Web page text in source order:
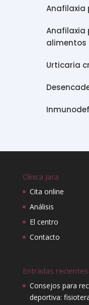
Anafilaxia
Anafilaxia
alimentos
Urticaria
Clínica Jaca
Cita online
Análisis
El centro
Contacto
Entradas recientes
Consejos para
deportiva: